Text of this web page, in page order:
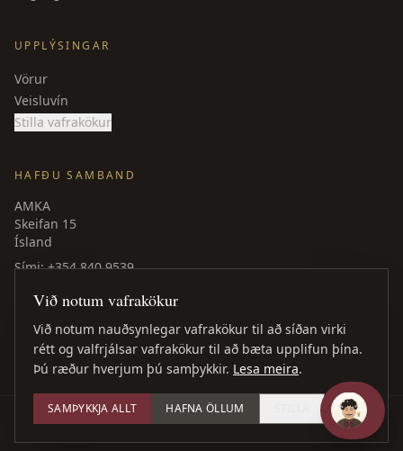
UPPLÝSINGAR
Vörur
Veisluvín
Stilla vafrakökur
HAFÐU SAMBAND
AMKA
Skeifan 15
Ísland
Sími: +354 840 9539
Facebook
LinkedIn
©2026 AMKA · Öll réttindi áskilin
Við notum vafrakökur
Við notum nauðsynlegar vafrakökur til að síðan virki
rétt og valfrjálsar vafrakökur til að bæta upplifun þína.
Þú ræður hverjum þú samþykkir. Lesa meira.
SAMÞYKKJA ALLT HAFNA ÖLLUM